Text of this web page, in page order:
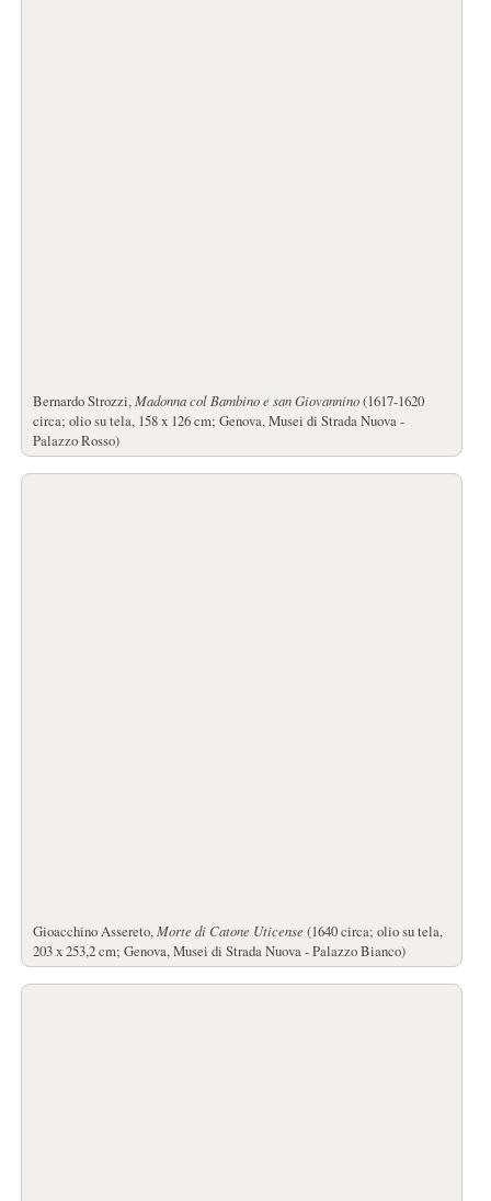
Bernardo Strozzi,Madonna col Bambino e san Giovannino(1617-1620
circa; olio su tela, 158 x 126 cm; Genova, Musei di Strada Nuova -
Palazzo Rosso)
Gioacchino Assereto, Morte di Catone Uticense (1640 circa; olio su tela,
203 x 253,2 cm; Genova, Musei di Strada Nuova - Palazzo Bianco)